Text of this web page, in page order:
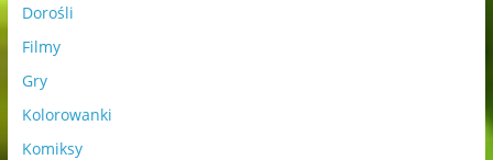
Dorośli
Filmy
Gry
Kolorowanki
Komiksy